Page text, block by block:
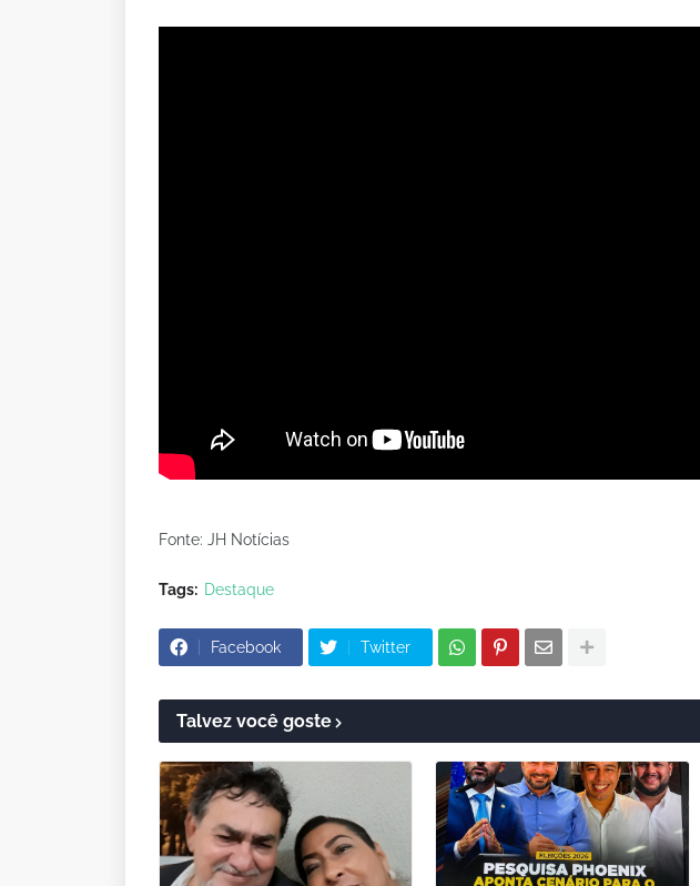
Fonte: JH Notícias
Tags: Destaque
Facebook Twitter
Talvez você goste